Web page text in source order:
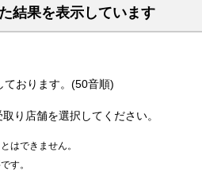
結果を表示しています
おります。(50音順)
り店舗を選択してください。
はできません。
す。